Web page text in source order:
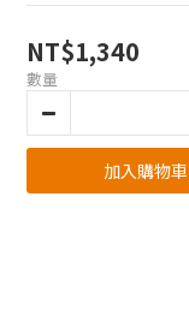
NT$1,340
數量
加入購物車